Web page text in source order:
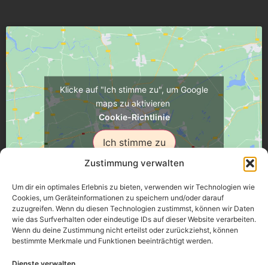
Zustimmung verwalten
Um dir ein optimales Erlebnis zu bieten, verwenden wir Technologien wie
Cookies, um Geräteinformationen zu speichern und/oder darauf
zuzugreifen. Wenn du diesen Technologien zustimmst, können wir Daten
wie das Surfverhalten oder eindeutige IDs auf dieser Website verarbeiten.
Wenn du deine Zustimmung nicht erteilst oder zurückziehst, können
bestimmte Merkmale und Funktionen beeinträchtigt werden.
Klicke auf "Ich stimme zu", um Google
maps zu aktivieren
Cookie-Richtlinie
Ich stimme zu
Üsenberger Strasse 11, 79346 Endingen a.K.